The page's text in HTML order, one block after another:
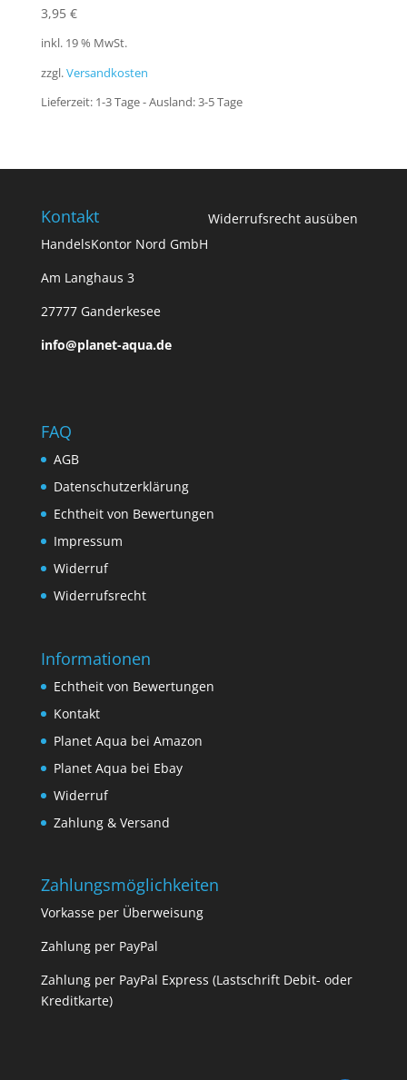
3,95 €
inkl. 19 % MwSt.
zzgl.Versandkosten
Lieferzeit: 1-3 Tage - Ausland: 3-5 Tage
Kontakt
HandelsKontor Nord GmbH
Am Langhaus 3
27777 Ganderkesee
info@planet-aqua.de
Widerrufsrecht ausüben
FAQ
AGB
Datenschutzerklärung
Echtheit von Bewertungen
Impressum
Widerruf
Widerrufsrecht
Informationen
Echtheit von Bewertungen
Kontakt
Planet Aqua bei Amazon
Planet Aqua bei Ebay
Widerruf
Zahlung & Versand
Zahlungsmöglichkeiten
Vorkasse per Überweisung
Zahlung per PayPal
Zahlung per PayPal Express (Lastschrift Debit- oder
Kreditkarte)